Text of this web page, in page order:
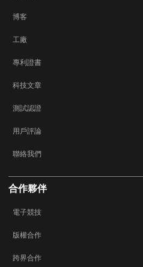
博客
工廠
專利證書
科技文章
測試認證
用戶評論
聯絡我們
合作夥伴
電子競技
版權合作
跨界合作